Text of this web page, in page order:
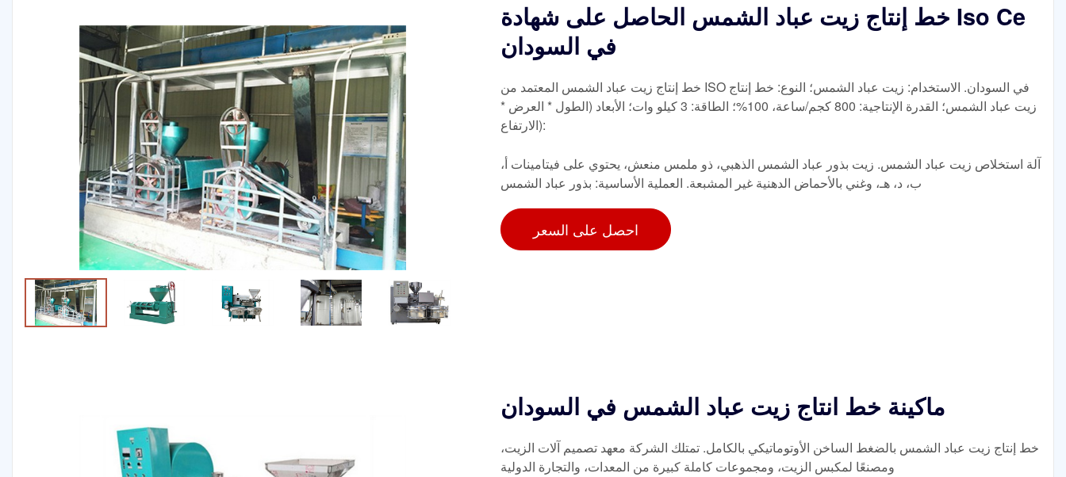
خط إنتاج زيت عباد الشمس الحاصل على شهادة Iso Ce
في السودان
خط إنتاج زيت عباد الشمس المعتمد من ISO في السودان. الاستخدام: زيت عباد الشمس؛ النوع: خط إنتاج
زيت عباد الشمس؛ القدرة الإنتاجية: 800 كجم/ساعة، 100%؛ الطاقة: 3 كيلو وات؛ الأبعاد (الطول * العرض *
الارتفاع):
آلة استخلاص زيت عباد الشمس. زيت بذور عباد الشمس الذهبي، ذو ملمس منعش، يحتوي على فيتامينات أ،
ب، د، هـ، وغني بالأحماض الدهنية غير المشبعة. العملية الأساسية: بذور عباد الشمس
احصل على السعر
ماكينة خط انتاج زيت عباد الشمس في السودان
خط إنتاج زيت عباد الشمس بالضغط الساخن الأوتوماتيكي بالكامل. تمتلك الشركة معهد تصميم آلات الزيت،
ومصنعًا لمكبس الزيت، ومجموعات كاملة كبيرة من المعدات، والتجارة الدولية